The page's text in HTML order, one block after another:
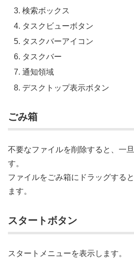
検索ボックス
タスクビューボタン
タスクバーアイコン
タスクバー
通知領域
デスクトップ表示ボタン
ごみ箱
不要なファイルを削除すると、一
す。
ファイルをごみ箱にドラッグする
ます。
スタートボタン
スタートメニューを表示します。